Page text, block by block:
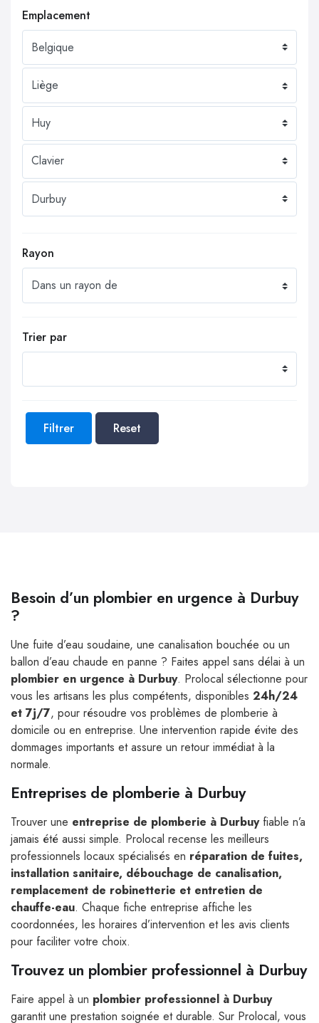
Emplacement
Rayon
Trier par
Filtrer Reset
Besoin d’un plombier en urgence à Durbuy
?
Une fuite d’eau soudaine, une canalisation bouchée ou un
ballon d’eau chaude en panne ? Faites appel sans délai à un
plombier en urgence à Durbuy. Prolocal sélectionne pour
vous les artisans les plus compétents, disponibles 24h/24
et 7j/7, pour résoudre vos problèmes de plomberie à
domicile ou en entreprise. Une intervention rapide évite des
dommages importants et assure un retour immédiat à la
normale.
Entreprises de plomberie à Durbuy
Trouver une entreprise de plomberie à Durbuyfiable n’a
jamais été aussi simple. Prolocal recense les meilleurs
professionnels locaux spécialisés en réparation de fuites,
installation sanitaire, débouchage de canalisation,
remplacement de robinetterie et entretien de
chauffe-eau. Chaque fiche entreprise affiche les
coordonnées, les horaires d’intervention et les avis clients
pour faciliter votre choix.
Trouvez un plombier professionnel à Durbuy
Faire appel à un plombier professionnel à Durbuy
garantit une prestation soignée et durable. Sur Prolocal, vous